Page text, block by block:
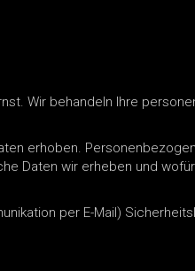
Wir behandeln Ihre
erhoben.
Daten wir erheben und
per E-Mail)